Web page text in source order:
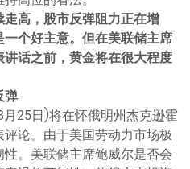
高，股市反弹阻力正在增
个好主意。但在美联储主席
话之前，黄金将在很大程度
弹
25日)将在怀俄明州杰克逊霍
论。由于美国劳动力市场极
。美联储主席鲍威尔是否会